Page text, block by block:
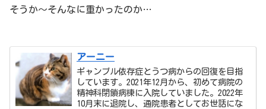
そうか〜そんなに重かったのか…
アーニー
ギャンブル依存症とうつ病からの回復を目指
しています。2021年12月から、初めて病院の
精神科閉鎖病棟に入院していました。2022年
10月末に退院し、通院患者としてお世話にな